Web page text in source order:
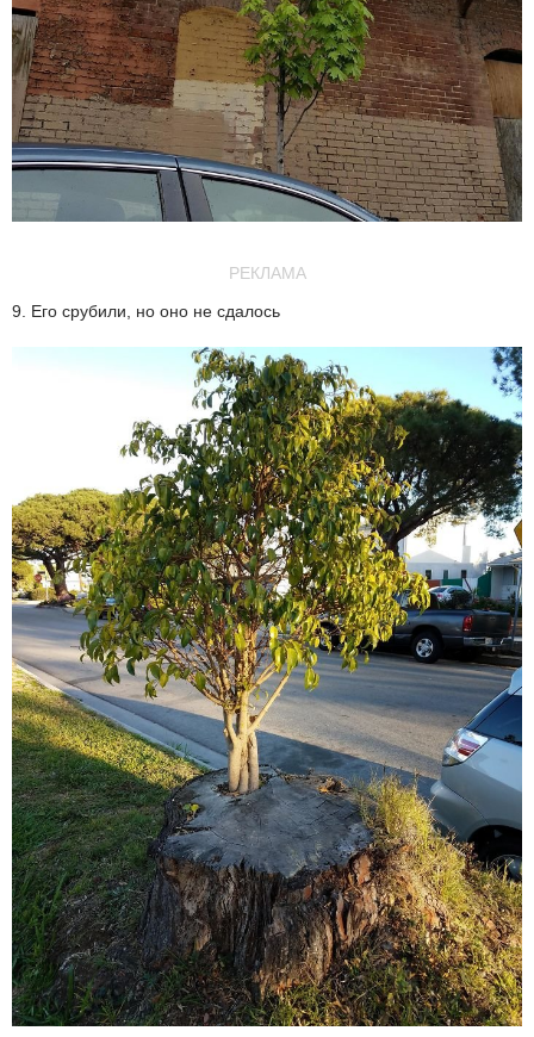
РЕКЛАМА
9. Его срубили, но оно не сдалось